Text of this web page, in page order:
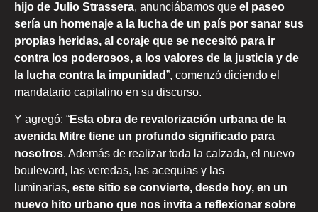
hijo de Julio Strassera, anunciábamos que el paseo
sería un homenaje a la lucha de un país por sanar sus
propias heridas, al coraje que se necesitó para ir
contra los poderosos, a los valores de la justicia y de
la lucha contra la impunidad”, comenzó diciendo el
mandatario capitalino en su discurso.
Y agregó: “Esta obra de revalorización urbana de la
avenida Mitre tiene un profundo significado para
nosotros. Además de realizar toda la calzada, el nuevo
boulevard, las veredas, las acequias y las
luminarias, este sitio se convierte, desde hoy, en un
nuevo hito urbano que nos invita a reflexionar sobre